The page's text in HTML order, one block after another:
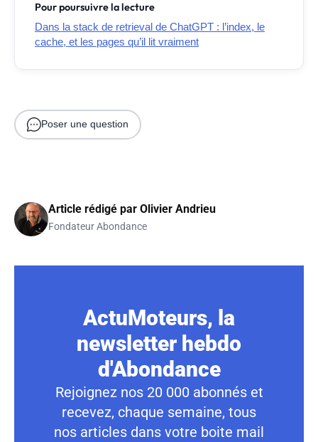
Pour poursuivre la lecture
Dans la stack de retrieval de ChatGPT : l’index, le
cache, et les pages qu’il lit vraiment
Poser une question
Article rédigé par Olivier Andrieu
Fondateur Abondance
ActuMoteurs, la
newsletter hebdo
d'Abondance
Rejoignez nos 20 000 abonnés et
recevez, chaque semaine, tous
nos articles dans votre boite mail